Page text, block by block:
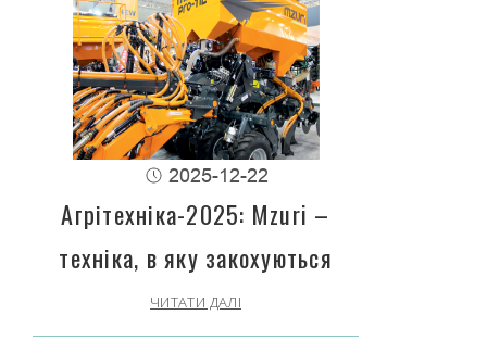
2025-12-22
Агрітехніка-2025: Mzuri –
техніка, в яку закохуються
ЧИТАТИ ДАЛІ